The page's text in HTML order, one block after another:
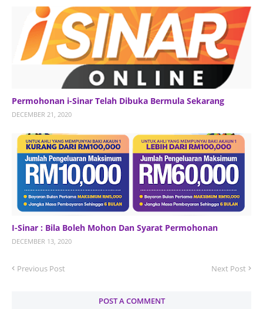
Permohonan i-Sinar Telah Dibuka Bermula Sekarang
DECEMBER 21, 2020
I-Sinar : Bila Boleh Mohon Dan Syarat Permohonan
DECEMBER 13, 2020
Previous Post Next Post
POST A COMMENT